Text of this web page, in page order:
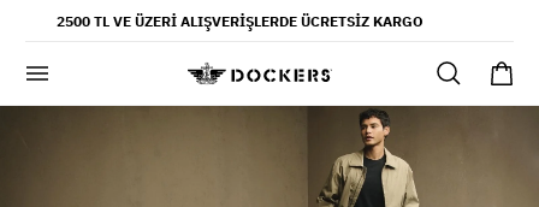
2500 TL VE ÜZERI ALIŞVERIŞLERDE ÜCRETSIZ KARGO
gömlek